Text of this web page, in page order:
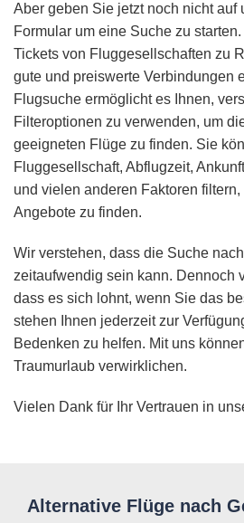
Aber geben Sie jetzt noch nicht auf
Formular um eine Suche zu
Tickets von Fluggesellschaften zu
gute und preiswerte Verbindungen
Flugsuche ermöglicht es Ihnen,
Filteroptionen zu verwenden, um
geeigneten Flüge zu finden. Sie
Fluggesellschaft, Abflugzeit,
und vielen anderen Faktoren
Angebote zu finden.
Wir verstehen, dass die Suche
zeitaufwendig sein kann. Dennoch
dass es sich lohnt, wenn Sie das
stehen Ihnen jederzeit zur
Bedenken zu helfen. Mit uns
Traumurlaub verwirklichen.
Vielen Dank für Ihr Vertrauen in
Alternative Flüge nach